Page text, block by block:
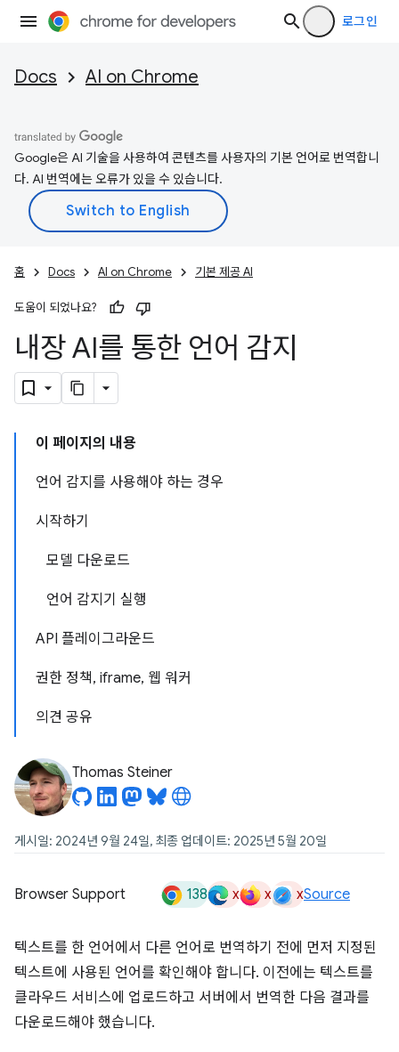
로그인
Docs AI on Chrome
Google은 AI 기술을 사용하여 콘텐츠를 사용자의 기본 언어로 번역합니
다. AI 번역에는 오류가 있을 수 있습니다.
홈 Docs AI on Chrome 기본 제공 AI
도움이 되었나요?
내장 AI를 통한 언어 감지
이 페이지의 내용
언어 감지를 사용해야 하는 경우
시작하기
모델 다운로드
언어 감지기 실행
API 플레이그라운드
권한 정책, iframe, 웹 워커
의견 공유
Thomas Steiner
게시일: 2024년 9월 24일, 최종 업데이트: 2025년 5월 20일
Browser Support 138 x x xSource
텍스트를 한 언어에서 다른 언어로 번역하기 전에 먼저 지정된
텍스트에 사용된 언어를 확인해야 합니다. 이전에는 텍스트를
클라우드 서비스에 업로드하고 서버에서 번역한 다음 결과를
다운로드해야 했습니다.